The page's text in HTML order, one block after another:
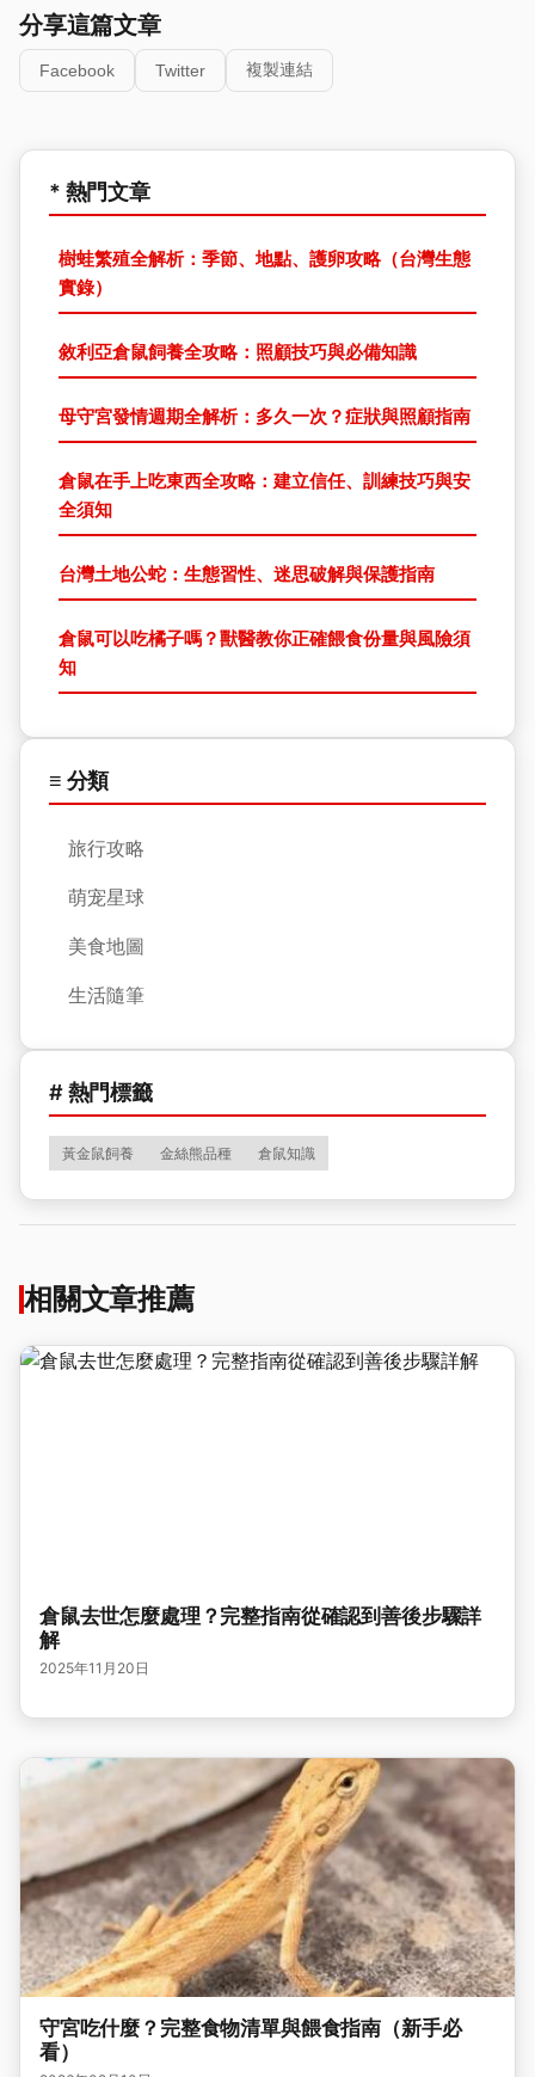
分享這篇文章
Facebook Twitter 複製連結
* 熱門文章
樹蛙繁殖全解析：季節、地點、護卵攻略（台灣生態
實錄）
敘利亞倉鼠飼養全攻略：照顧技巧與必備知識
母守宮發情週期全解析：多久一次？症狀與照顧指南
倉鼠在手上吃東西全攻略：建立信任、訓練技巧與安
全須知
台灣土地公蛇：生態習性、迷思破解與保護指南
倉鼠可以吃橘子嗎？獸醫教你正確餵食份量與風險須
知
≡ 分類
旅行攻略
萌宠星球
美食地圖
生活隨筆
# 熱門標籤
黃金鼠飼養 金絲熊品種 倉鼠知識
相關文章推薦
倉鼠去世怎麼處理？完整指南從確認到善後步驟詳
解
2025年11月20日
守宮吃什麼？完整食物清單與餵食指南（新手必
看）